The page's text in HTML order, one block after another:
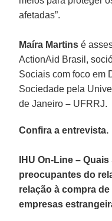
afetadas”.
Maíra Martins é
ActionAid Brasil,
Sociais com foco em
Sociedade pela
de Janeiro– UFRRJ.
Confira a entrevista.
IHU On-Line –
preocupantes do
relação à compra
empresas